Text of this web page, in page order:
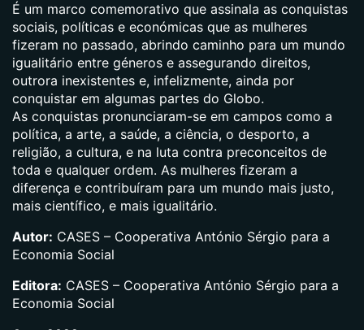
É um marco comemorativo que assinala as conquistas
sociais, políticas e económicas que as mulheres
fizeram no passado, abrindo caminho para um mundo
igualitário entre géneros e assegurando direitos,
outrora inexistentes e, infelizmente, ainda por
conquistar em algumas partes do Globo.
As conquistas pronunciaram-se em campos como a
política, a arte, a saúde, a ciência, o desporto, a
religião, a cultura, e na luta contra preconceitos de
toda e qualquer ordem. As mulheres fizeram a
diferença e contribuíram para um mundo mais justo,
mais científico, e mais igualitário.
Autor: CASES – Cooperativa António Sérgio para a
Economia Social
Editora: CASES – Cooperativa António Sérgio para a
Economia Social